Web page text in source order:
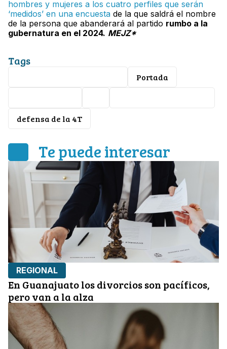
hombres y mujeres a los cuatro perfiles que serán
‘medidos’ en una encuesta de la que saldrá el nombre
de la persona que abanderará al partido rumbo a la
gubernatura en el 2024. MEJZ*
Tags
Portada
defensa de la 4T
Te puede interesar
REGIONAL
En Guanajuato los divorcios son pacíficos,
pero van a la alza